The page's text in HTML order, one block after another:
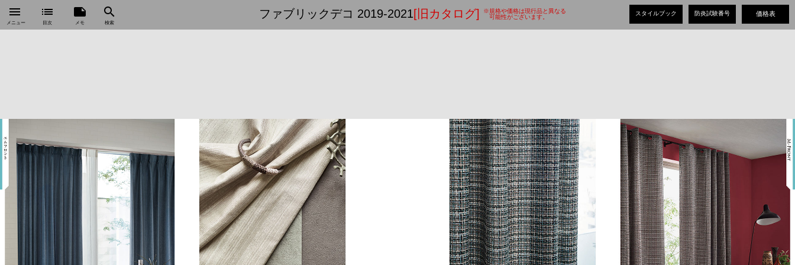
menu
メニュー
ファブリックデコ 2019-2021[旧カタログ]
※規格や価格は現行品と異なる
可能性がございます。
list
目次
note
メモ
search
検索
スタイルブック 価格表
防炎試験番号